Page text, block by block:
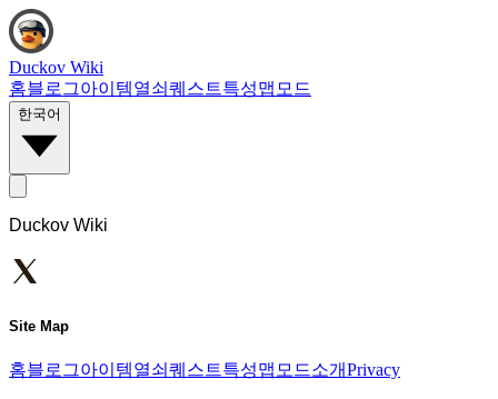
Duckov Wiki
홈블로그아이템열쇠 퀘스트특성맵 모드
한국어
Duckov Wiki
Site Map
홈블로그아이템열쇠 퀘스트특성맵 모드소개Privacy